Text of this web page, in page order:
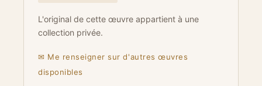
L'original de cette œuvre appartient à une
collection privée.
✉ Me renseigner sur d'autres œuvres
disponibles